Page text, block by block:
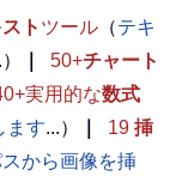
ト ツール （テキ
50+チャート
実用的な数式
ます...） 19 挿
から画像を挿